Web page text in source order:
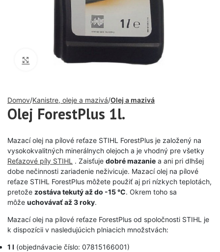
Click to enlarge
Domov Kanistre, oleje a mazivá Olej a mazivá
Olej ForestPlus 1l.
Mazací olej na pílové reťaze STIHL ForestPlus je založený na
vysokokvalitných minerálnych olejoch a je vhodný pre všetky
Reťazové píly STIHL . Zaisťuje dobré mazanie a ani pri dlhšej
dobe nečinnosti zariadenie neživicuje. Mazací olej na pílové
reťaze STIHL ForestPlus môžete použiť aj pri nízkych teplotách,
pretože zostáva tekutý až do -15 °C. Okrem toho sa
môže uchovávať až 3 roky.
Mazací olej na pílové reťaze ForestPlus od spoločnosti STIHL je
k dispozícii v nasledujúcich plniacich množstvách:
1 l (objednávacie číslo: 07815166001)